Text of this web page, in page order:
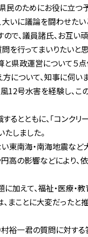
のためにお役に立つ
いに議論を闘わせたい
で、議員諸氏、お互い
を行ってまいりたいと思
県政運営について５点
について、知事に伺い
12号水害を経験し、
とともに、「コンク
しました。
東南海・南海地震な
高の影響などにより
加えて、福祉・医療・
まことに大変だったと
一君の質問に対する